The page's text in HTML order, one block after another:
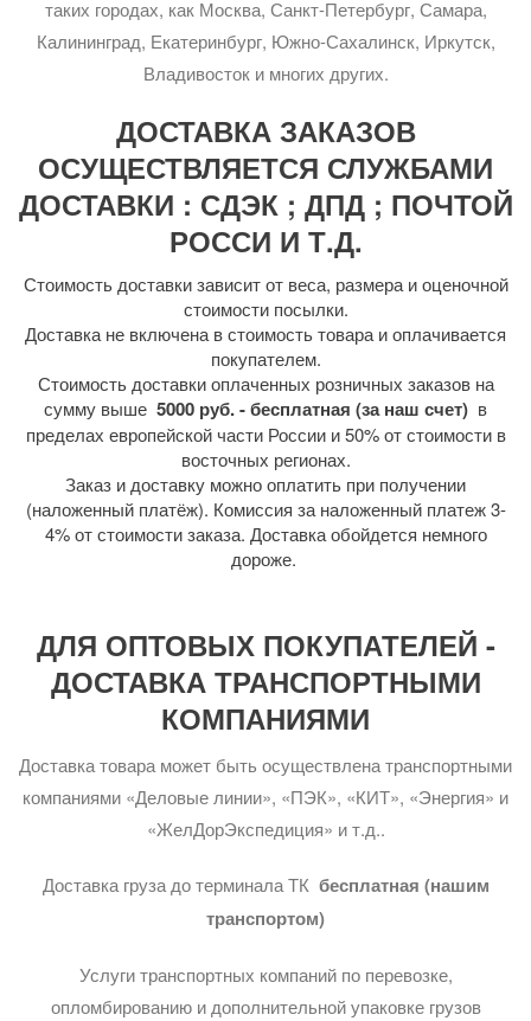
таких городах, как Москва, Санкт-Петербург, Самара,
Калининград, Екатеринбург, Южно-Сахалинск, Иркутск,
Владивосток и многих других.
ДОСТАВКА ЗАКАЗОВ
ОСУЩЕСТВЛЯЕТСЯ СЛУЖБАМИ
ДОСТАВКИ : СДЭК ; ДПД ; ПОЧТОЙ
РОССИ И Т.Д.
Стоимость доставки зависит от веса, размера и оценочной
стоимости посылки.
Доставка не включена в стоимость товара и оплачивается
покупателем.
Стоимость доставки оплаченных розничных заказов на
сумму выше 5000 руб. - бесплатная (за наш счет) в
пределах европейской части России и 50% от стоимости в
восточных регионах.
Заказ и доставку можно оплатить при получении
(наложенный платёж). Комиссия за наложенный платеж 3-
4% от стоимости заказа. Доставка обойдется немного
дороже.
ДЛЯ ОПТОВЫХ ПОКУПАТЕЛЕЙ -
ДОСТАВКА ТРАНСПОРТНЫМИ
КОМПАНИЯМИ
Доставка товара может быть осуществлена транспортными
компаниями «Деловые линии», «ПЭК», «КИТ», «Энергия» и
«ЖелДорЭкспедиция» и т.д..
Доставка груза до терминала ТК бесплатная (нашим
транспортом)
Услуги транспортных компаний по перевозке,
опломбированию и дополнительной упаковке грузов